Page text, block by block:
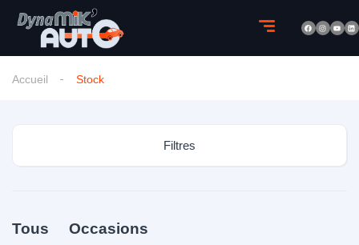
Accueil Stock
Filtres
Tous Occasions